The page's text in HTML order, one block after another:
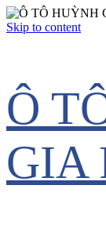
Skip to content
Ô
GIA